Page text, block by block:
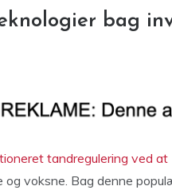
bag
tandregulering ved at
og voksne. Bag denne